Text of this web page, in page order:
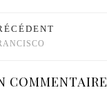
COMMENTAIRE